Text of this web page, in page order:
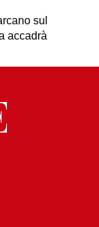
sul
accadrà